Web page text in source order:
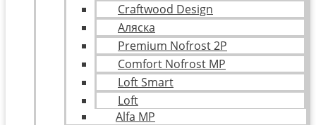
Craftwood Design
Аляска
Premium Nofrost 2P
Comfort Nofrost MP
Loft Smart
Loft
Alfa MP